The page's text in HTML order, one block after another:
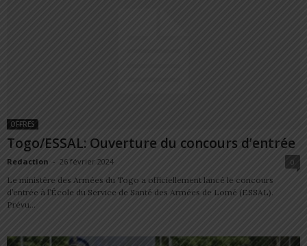
OFFRES
Togo/ESSAL: Ouverture du concours d’entrée
Redaction - 26 février 2024
0
Le ministère des Armées du Togo a officiellement lancé le concours
d’entrée à l’École du Service de Santé des Armées de Lomé (ESSAL).
Prévu...